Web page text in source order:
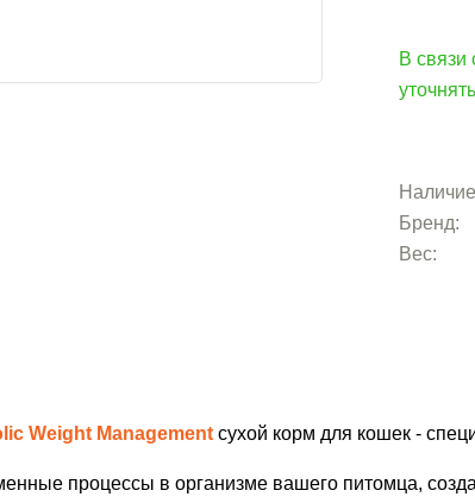
В связи
Бренд:
Вес:
Weight Management сухой корм для кошек -
процессы в организме вашего питомца,